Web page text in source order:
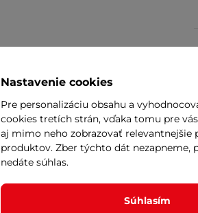
Nastavenie cookies
Pre personalizáciu obsahu a
cookies tretích strán, vďaka tomu pre
aj mimo neho zobrazovať relevantnejšie
produktov. Zber týchto dát nezapneme,
nedáte súhlas.
Súhlasím